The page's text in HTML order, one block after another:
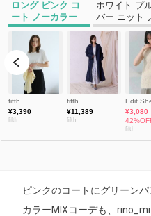
ピンクのコートにグリーン
カラーMIXコーデも、